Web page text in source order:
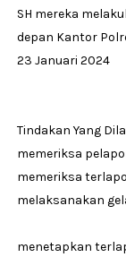
SH mereka
depan Kantor
23 Januari 2024
Tindakan Yang
memeriksa
memeriksa
melaksanakan
menetapkan